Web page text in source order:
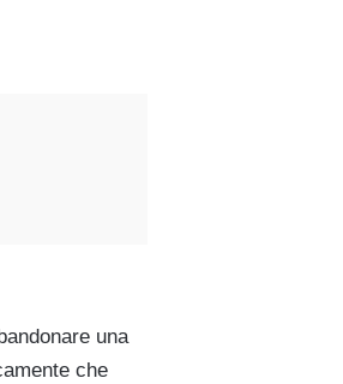
una
che